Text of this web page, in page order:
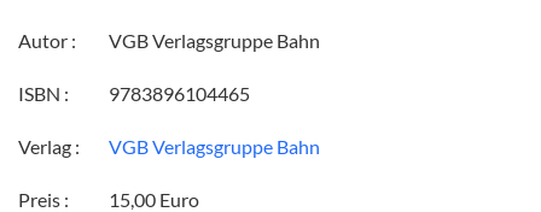
Autor : VGB Verlagsgruppe Bahn
ISBN : 9783896104465
Verlag : VGB Verlagsgruppe Bahn
Preis : 15,00 Euro